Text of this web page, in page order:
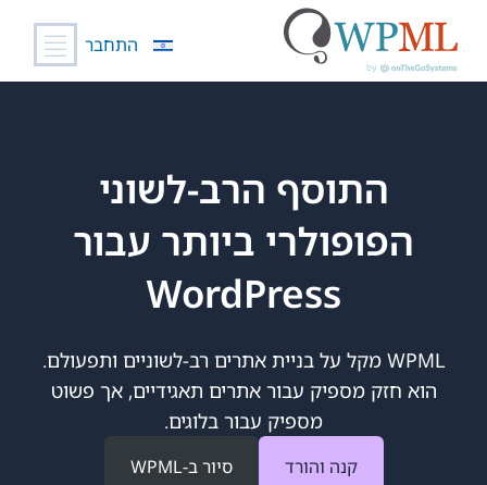
התחבר
התוסף הרב-לשוני
הפופולרי ביותר עבור
WordPress
WPML מקל על בניית אתרים רב-לשוניים ותפעולם.
הוא חזק מספיק עבור אתרים תאגידיים, אך פשוט
מספיק עבור בלוגים.
קנה והורד סיור ב-WPML